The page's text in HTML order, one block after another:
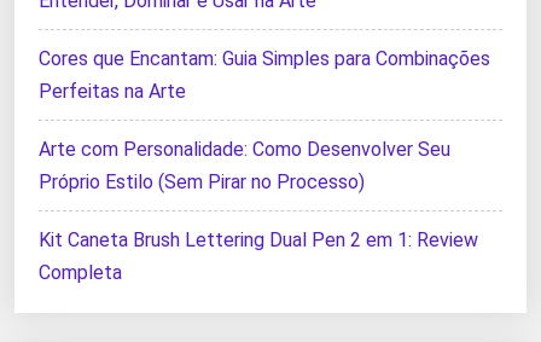
Cores que Encantam: Guia Simples para Combinações
Perfeitas na Arte
Arte com Personalidade: Como Desenvolver Seu
Próprio Estilo (Sem Pirar no Processo)
Kit Caneta Brush Lettering Dual Pen 2 em 1: Review
Completa